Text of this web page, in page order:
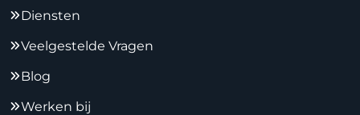
Diensten
Veelgestelde Vragen
Blog
Werken bij